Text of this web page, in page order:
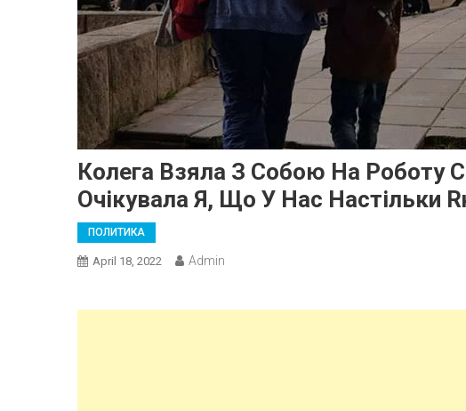
Колега Взяла З Собою На Роботу
Очікувала Я, Що У Нас Настільки
ПОЛИТИКА
April 18, 2022 Admin